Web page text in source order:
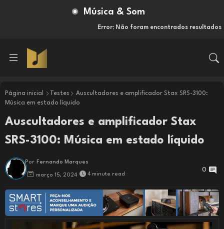
Música & Som
Error: Não foram encontrados resultados
Página inicial Testes
Auscultadores e amplificador Stax SRS-3100:
Música em estado líquido
Auscultadores e amplificador Stax
SRS-3100: Música em estado líquido
Por Fernando Marques
março 15, 2024 4 minute read
0